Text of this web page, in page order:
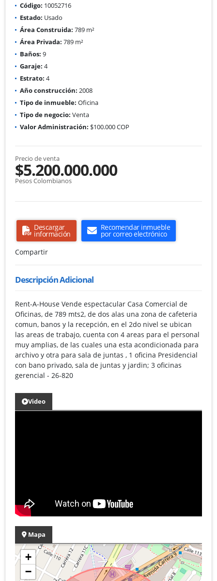
Código: 10052716
Estado: Usado
Área Construida: 789 m²
Área Privada: 789 m²
Baños: 9
Garaje: 4
Estrato: 4
Año construcción: 2008
Tipo de inmueble: Oficina
Tipo de negocio: Venta
Valor Administración: $100.000 COP
Precio de venta
$5.200.000.000
Pesos Colombianos
Descargar
información
Recomendar inmueble
por correo electrónico
Compartir
Descripción Adicional
Rent-A-House Vende espectacular Casa Comercial de
Oficinas, de 789 mts2, de dos alas una zona de cafeteria
comun, banos y la recepción, en el 2do nivel se ubican
las areas de trabajo, cuenta con 4 areas para el personal
muy amplias, de las cuales una esta acondicionada para
archivo y otra para sala de juntas , 1 oficina Presidencial
con bano privado, sala de juntas y jardin; 3 oficinas
gerencial - 26-820
Video
Mapa
+
−